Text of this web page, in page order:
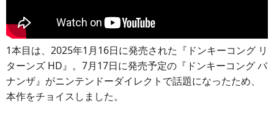
1本目は、2025年1月16日に発売された『ドンキーコング リ
ターンズ HD』。7月17日に発売予定の『ドンキーコング バ
ナンザ』がニンテンドーダイレクトで話題になったため、
本作をチョイスしました。